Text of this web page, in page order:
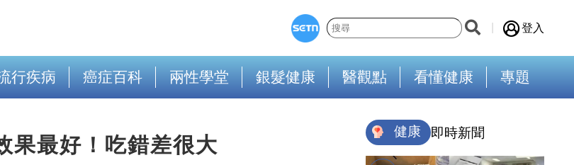
登入
行疾病 癌症百科 兩性學堂 銀髮健康 醫觀點 看懂健康 專題
最好！吃錯差很大
健康 即時新聞